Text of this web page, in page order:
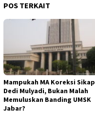
POS TERKAIT
Mampukah MA Koreksi Sikap
Dedi Mulyadi, Bukan Malah
Memuluskan Banding UMSK
Jabar?